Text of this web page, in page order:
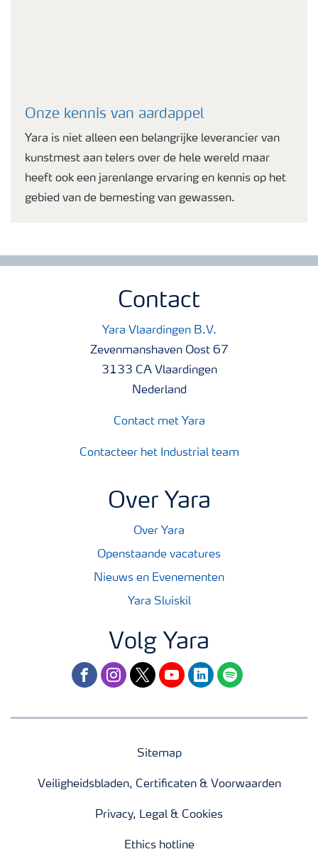
Onze kennis van aardappel
Yara is niet alleen een belangrijke leverancier van
kunstmest aan telers over de hele wereld maar
heeft ook een jarenlange ervaring en kennis op het
gebied van de bemesting van gewassen.
Contact
Yara Vlaardingen B.V.
Zevenmanshaven Oost 67
3133 CA Vlaardingen
Nederland
Contact met Yara
Contacteer het Industrial team
Over Yara
Over Yara
Openstaande vacatures
Nieuws en Evenementen
Yara Sluiskil
Volg Yara
facebookinstagram
twitteryoutubelinkedinspotify
Sitemap
Veiligheidsbladen, Certificaten & Voorwaarden
Privacy, Legal & Cookies
Ethics hotline